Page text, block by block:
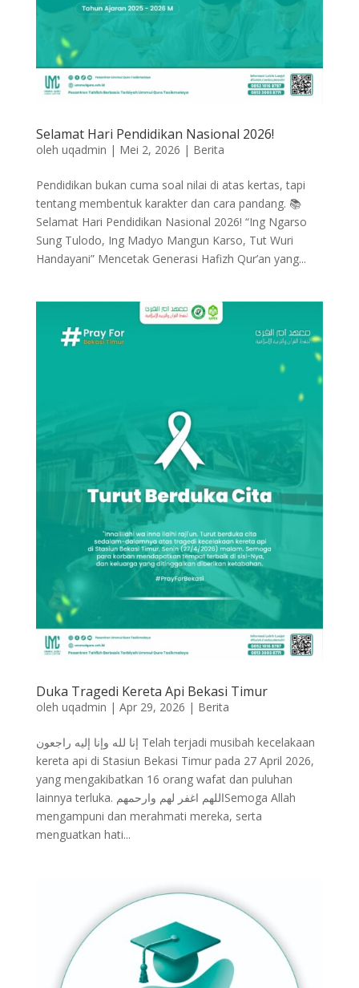
Selamat Hari Pendidikan Nasional 2026!
oleh uqadmin | Mei 2, 2026 | Berita
​Pendidikan bukan cuma soal nilai di atas kertas, tapi
tentang membentuk karakter dan cara pandang. 📚
Selamat Hari Pendidikan Nasional 2026! “​Ing Ngarso
Sung Tulodo, Ing Madyo Mangun Karso, Tut Wuri
Handayani” Mencetak Generasi Hafizh Qur’an yang...
Duka Tragedi Kereta Api Bekasi Timur
oleh uqadmin | Apr 29, 2026 | Berita
إنا لله وإنا إليه راجعون Telah terjadi musibah kecelakaan
kereta api di Stasiun Bekasi Timur pada 27 April 2026,
yang mengakibatkan 16 orang wafat dan puluhan
lainnya terluka. اللهم اغفر لهم وارحمهمSemoga Allah
mengampuni dan merahmati mereka, serta
menguatkan hati...